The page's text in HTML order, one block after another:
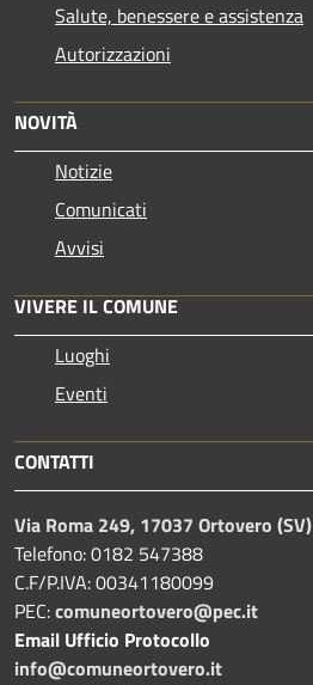
Salute, benessere e assistenza
Autorizzazioni
NOVITÀ
Notizie
Comunicati
Avvisi
VIVERE IL COMUNE
Luoghi
Eventi
CONTATTI
Via Roma 249, 17037 Ortovero (SV)
Telefono: 0182 547388
C.F/P.IVA: 00341180099
PEC:comuneortovero@pec.it
Email Ufficio Protocollo
info@comuneortovero.it